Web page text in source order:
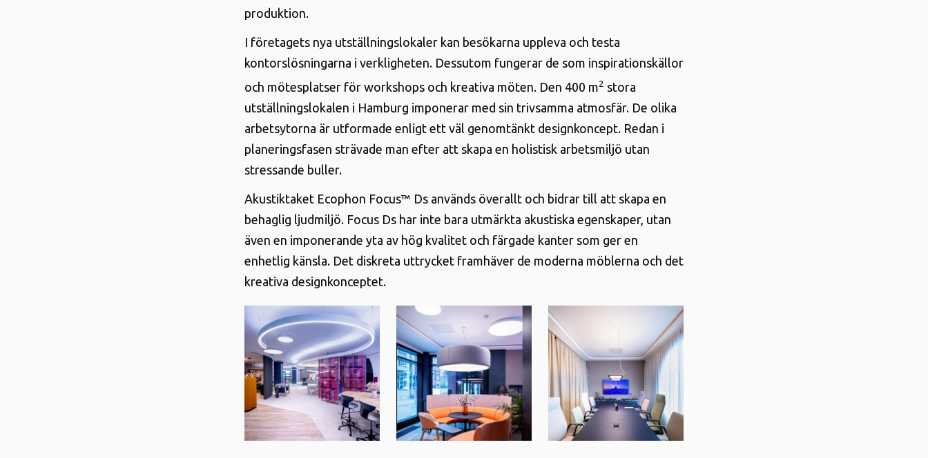
produktion.
I företagets nya utställningslokaler kan besökarna uppleva och testa
kontorslösningarna i verkligheten. Dessutom fungerar de som inspirationskällor
och mötesplatser för workshops och kreativa möten. Den 400 m2 stora
utställningslokalen i Hamburg imponerar med sin trivsamma atmosfär. De olika
arbetsytorna är utformade enligt ett väl genomtänkt designkoncept. Redan i
planeringsfasen strävade man efter att skapa en holistisk arbetsmiljö utan
stressande buller.
Akustiktaket Ecophon Focus™ Ds används överallt och bidrar till att skapa en
behaglig ljudmiljö. Focus Ds har inte bara utmärkta akustiska egenskaper, utan
även en imponerande yta av hög kvalitet och färgade kanter som ger en
enhetlig känsla. Det diskreta uttrycket framhäver de moderna möblerna och det
kreativa designkonceptet.